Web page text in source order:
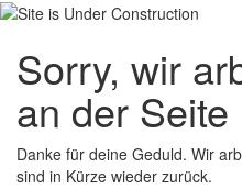
Sorry, wir
an der Seite
Danke für deine Geduld. Wir
sind in Kürze wieder zurück.